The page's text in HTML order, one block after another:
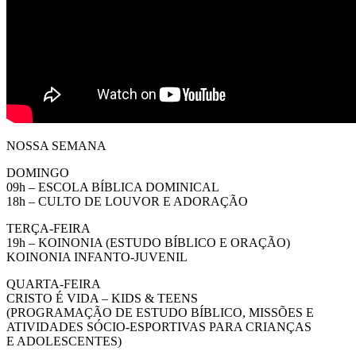
NOSSA SEMANA
DOMINGO
09h – ESCOLA BÍBLICA DOMINICAL
18h – CULTO DE LOUVOR E ADORAÇÃO
TERÇA-FEIRA
19h – KOINONIA (ESTUDO BÍBLICO E ORAÇÃO)
KOINONIA INFANTO-JUVENIL
QUARTA-FEIRA
CRISTO É VIDA – KIDS & TEENS
(PROGRAMAÇÃO DE ESTUDO BÍBLICO, MISSÕES E
ATIVIDADES SÓCIO-ESPORTIVAS PARA CRIANÇAS
E ADOLESCENTES)